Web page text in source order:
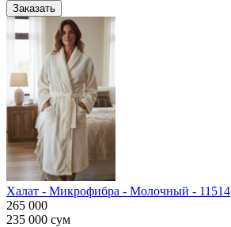
Заказать
Халат - Микрофибра - Молочный - 11514
265 000
235 000 сум